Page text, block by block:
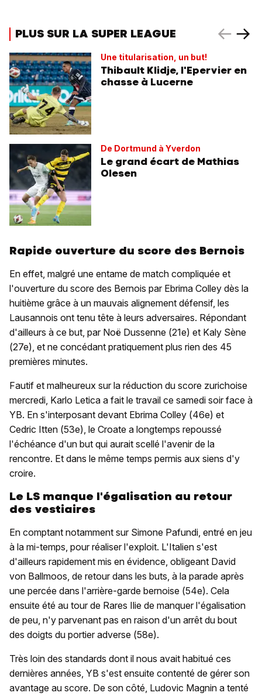
PLUS SUR LA SUPER LEAGUE
Une titularisation, un but!
Thibault Klidje, l'Epervier en
chasse à Lucerne
De Dortmund à Yverdon
Le grand écart de Mathias
Olesen
Rapide ouverture du score des Bernois
En effet, malgré une entame de match compliquée et
l'ouverture du score des Bernois par Ebrima Colley dès la
huitième grâce à un mauvais alignement défensif, les
Lausannois ont tenu tête à leurs adversaires. Répondant
d'ailleurs à ce but, par Noë Dussenne (21e) et Kaly Sène
(27e), et ne concédant pratiquement plus rien des 45
premières minutes.
Fautif et malheureux sur la réduction du score zurichoise
mercredi, Karlo Letica a fait le travail ce samedi soir face à
YB. En s'interposant devant Ebrima Colley (46e) et
Cedric Itten (53e), le Croate a longtemps repoussé
l'échéance d'un but qui aurait scellé l'avenir de la
rencontre. Et dans le même temps permis aux siens d'y
croire.
Le LS manque l'égalisation au retour
des vestiaires
En comptant notamment sur Simone Pafundi, entré en jeu
à la mi-temps, pour réaliser l'exploit. L'Italien s'est
d'ailleurs rapidement mis en évidence, obligeant David
von Ballmoos, de retour dans les buts, à la parade après
une percée dans l'arrière-garde bernoise (54e). Cela
ensuite été au tour de Rares Ilie de manquer l'égalisation
de peu, n'y parvenant pas en raison d'un arrêt du bout
des doigts du portier adverse (58e).
Très loin des standards dont il nous avait habitué ces
dernières années, YB s'est ensuite contenté de gérer son
avantage au score. De son côté, Ludovic Magnin a tenté